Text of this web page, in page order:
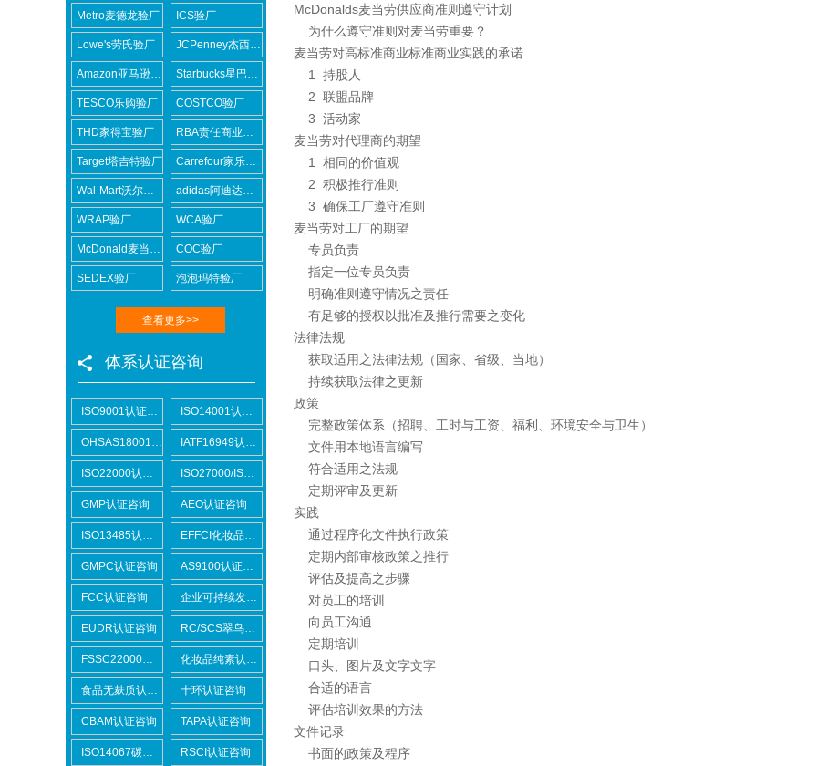
Metro麦德龙验厂 ICS验厂
Lowe's劳氏验厂 JCPenney杰西潘尼验厂
Amazon亚马逊验厂 Starbucks星巴克验厂
TESCO乐购验厂 COSTCO验厂
THD家得宝验厂 RBA责任商业联盟认证咨询
Target塔吉特验厂 Carrefour家乐福验厂
Wal-Mart沃尔玛验厂 adidas阿迪达斯验厂
WRAP验厂 WCA验厂
McDonald麦当劳验厂 COC验厂
SEDEX验厂 泡泡玛特验厂
查看更多>>
体系认证咨询
ISO9001认证咨询 ISO14001认证咨询
OHSAS18001认证咨询 IATF16949认证咨询
ISO22000认证咨询 ISO27000/ISO27001认证咨询
GMP认证咨询 AEO认证咨询
ISO13485认证咨询 EFFCI化妆品原料认证咨询
GMPC认证咨询 AS9100认证咨询
FCC认证咨询 企业可持续发展SCORE认证咨询
EUDR认证咨询 RC/SCS翠鸟认证咨询
FSSC22000认证咨询 化妆品纯素认证咨询
食品无麸质认证咨询 十环认证咨询
CBAM认证咨询 TAPA认证咨询
ISO14067碳足迹 RSCI认证咨询
McDonalds麦当劳供应商准则遵守计划
为什么遵守准则对麦当劳重要？
麦当劳对高标准商业标准商业实践的承诺
1 持股人
2 联盟品牌
3 活动家
麦当劳对代理商的期望
1 相同的价值观
2 积极推行准则
3 确保工厂遵守准则
麦当劳对工厂的期望
专员负责
指定一位专员负责
明确准则遵守情况之责任
有足够的授权以批准及推行需要之变化
法律法规
获取适用之法律法规（国家、省级、当地）
持续获取法律之更新
政策
完整政策体系（招聘、工时与工资、福利、环境安全与卫生）
文件用本地语言编写
符合适用之法规
定期评审及更新
实践
通过程序化文件执行政策
定期内部审核政策之推行
评估及提高之步骤
对员工的培训
向员工沟通
定期培训
口头、图片及文字文字
合适的语言
评估培训效果的方法
文件记录
书面的政策及程序